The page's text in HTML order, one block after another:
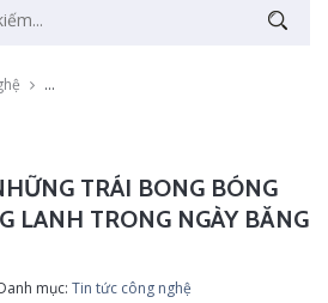
Thích thú với những trái bong bóng pha
TRÁI BONG BÓNG
LANH TRONG NGÀY BĂNG
mục: Tin tức công nghệ